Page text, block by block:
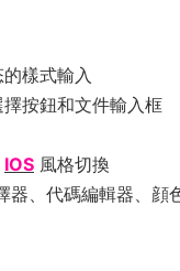
樣式輸入
按鈕和文件輸入框
IOS 風格切換
器、代碼編輯器、顔